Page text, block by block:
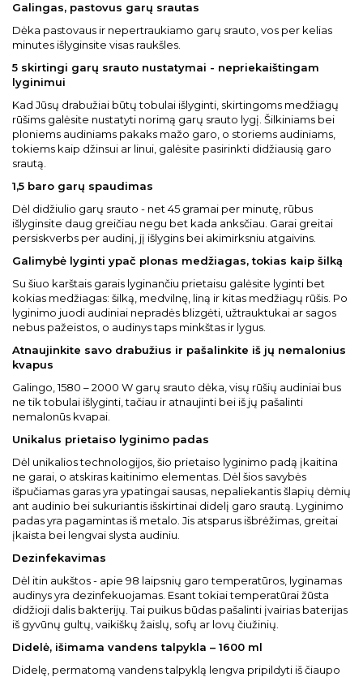
Galingas, pastovus garų srautas
Dėka pastovaus ir nepertraukiamo garų srauto, vos per kelias
minutes išlyginsite visas raukšles.
5 skirtingi garų srauto nustatymai - nepriekaištingam
lyginimui
Kad Jūsų drabužiai būtų tobulai išlyginti, skirtingoms medžiagų
rūšims galėsite nustatyti norimą garų srauto lygį. Šilkiniams bei
ploniems audiniams pakaks mažo garo, o storiems audiniams,
tokiems kaip džinsui ar linui, galėsite pasirinkti didžiausią garo
srautą.
1,5 baro garų spaudimas
Dėl didžiulio garų srauto - net 45 gramai per minutę, rūbus
išlyginsite daug greičiau negu bet kada anksčiau. Garai greitai
persiskverbs per audinį, jį išlygins bei akimirksniu atgaivins.
Galimybė lyginti ypač plonas medžiagas, tokias kaip šilką
Su šiuo karštais garais lyginančiu prietaisu galėsite lyginti bet
kokias medžiagas: šilką, medvilnę, liną ir kitas medžiagų rūšis. Po
lyginimo juodi audiniai nepradės blizgėti, užtrauktukai ar sagos
nebus pažeistos, o audinys taps minkštas ir lygus.
Atnaujinkite savo drabužius ir pašalinkite iš jų nemalonius
kvapus
Galingo, 1580 – 2000 W garų srauto dėka, visų rūšių audiniai bus
ne tik tobulai išlyginti, tačiau ir atnaujinti bei iš jų pašalinti
nemalonūs kvapai.
Unikalus prietaiso lyginimo padas
Dėl unikalios technologijos, šio prietaiso lyginimo padą įkaitina
ne garai, o atskiras kaitinimo elementas. Dėl šios savybės
išpučiamas garas yra ypatingai sausas, nepaliekantis šlapių dėmių
ant audinio bei sukuriantis išskirtinai didelį garo srautą. Lyginimo
padas yra pagamintas iš metalo. Jis atsparus išbrėžimas, greitai
įkaista bei lengvai slysta audiniu.
Dezinfekavimas
Dėl itin aukštos - apie 98 laipsnių garo temperatūros, lyginamas
audinys yra dezinfekuojamas. Esant tokiai temperatūrai žūsta
didžioji dalis bakterijų. Tai puikus būdas pašalinti įvairias baterijas
iš gyvūnų gultų, vaikiškų žaislų, sofų ar lovų čiužinių.
Didelė, išimama vandens talpykla – 1600 ml
Didelę, permatomą vandens talpyklą lengva pripildyti iš čiaupo